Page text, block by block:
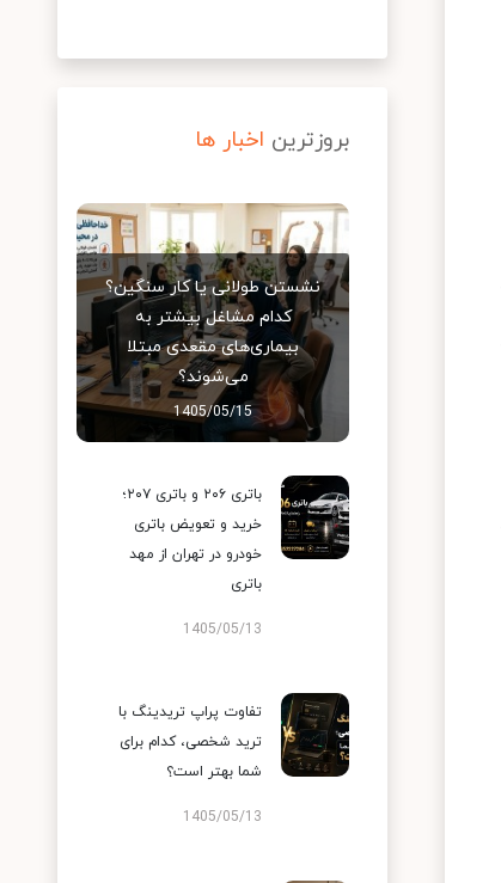
بروزترین اخبار ها
نشستن طولانی یا کار سنگین؟
کدام مشاغل بیشتر به
بیماری‌های مقعدی مبتلا
می‌شوند؟
1405/05/15
باتری ۲۰۶ و باتری ۲۰۷؛
خرید و تعویض باتری
خودرو در تهران از مهد
باتری
1405/05/13
تفاوت پراپ تریدینگ با
ترید شخصی، کدام برای
شما بهتر است؟
1405/05/13